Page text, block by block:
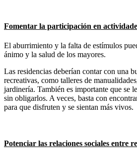
Fomentar la participación en
El aburrimiento y la falta de estímulos
ánimo y la salud de los mayores.
Las residencias deberían contar con una
recreativas, como talleres de
jardinería. También es importante que se
sin obligarlos. A veces, basta con
para que disfruten y se sientan más vivos.
Potenciar las relaciones sociales entre